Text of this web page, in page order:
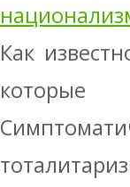
Как
которые